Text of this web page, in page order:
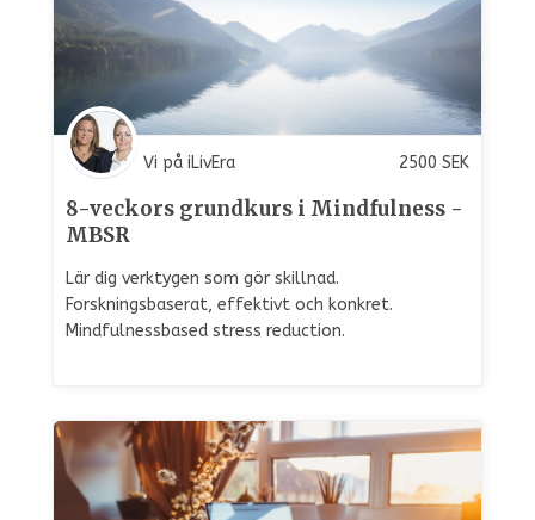
Vi på iLivEra 2500 SEK
8-veckors grundkurs i Mindfulness -
MBSR
Lär dig verktygen som gör skillnad.
Forskningsbaserat, effektivt och konkret.
Mindfulnessbased stress reduction.